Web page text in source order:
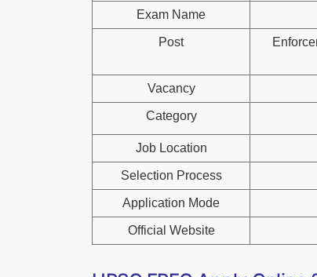
Exam Name
Post
Vacancy
Category
Job Location
Selection Process
Application Mode
Official Website